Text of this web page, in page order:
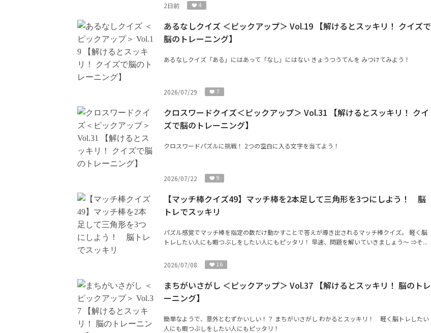
2日前 4
あるなしクイズ ＜ピックアップ＞ Vol.19 【解けるとスッキリ！ クイズで
脳のトレーニング】
あるなしクイズ「ある」にはあって「なし」にはない きょうつうてんを みつけてみよう！
2026/07/29 7
クロスワードクイズ＜ピックアップ＞ Vol.31 【解けるとスッキリ！ クイ
ズで脳のトレーニング】
クロスワードパズルに挑戦！ 2つの空白に入る文字を当てよう！
2026/07/22 9
【マッチ棒クイズ49】マッチ棒を2本足して三角形を3つにしよう！ 脳
トレでスッキリ
パズル感覚でマッチ棒を指定の数だけ動かすことで答えが導き出されるマッチ棒クイズ。 軽く脳
トレしたい人にも暇つぶしをしたい人にもピッタリ！ 早速、問題を解いていきましょう～ ⇒そ...
2026/07/08 16
まちがいさがし ＜ピックアップ＞ Vol.37 【解けるとスッキリ！ 脳のトレ
ーニング】
簡単なようで、意外とむずかいしい！？ まちがいさがし わかるとスッキリ！ 軽く脳トレしたい
人にも暇つぶしをしたい人にもピッタリ！